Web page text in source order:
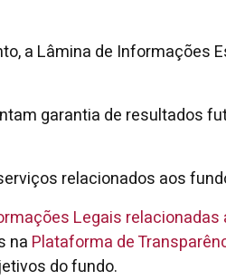
a Lâmina de Informações
garantia de resultados
relacionados aos
Legais
na Plataforma de
do fundo.